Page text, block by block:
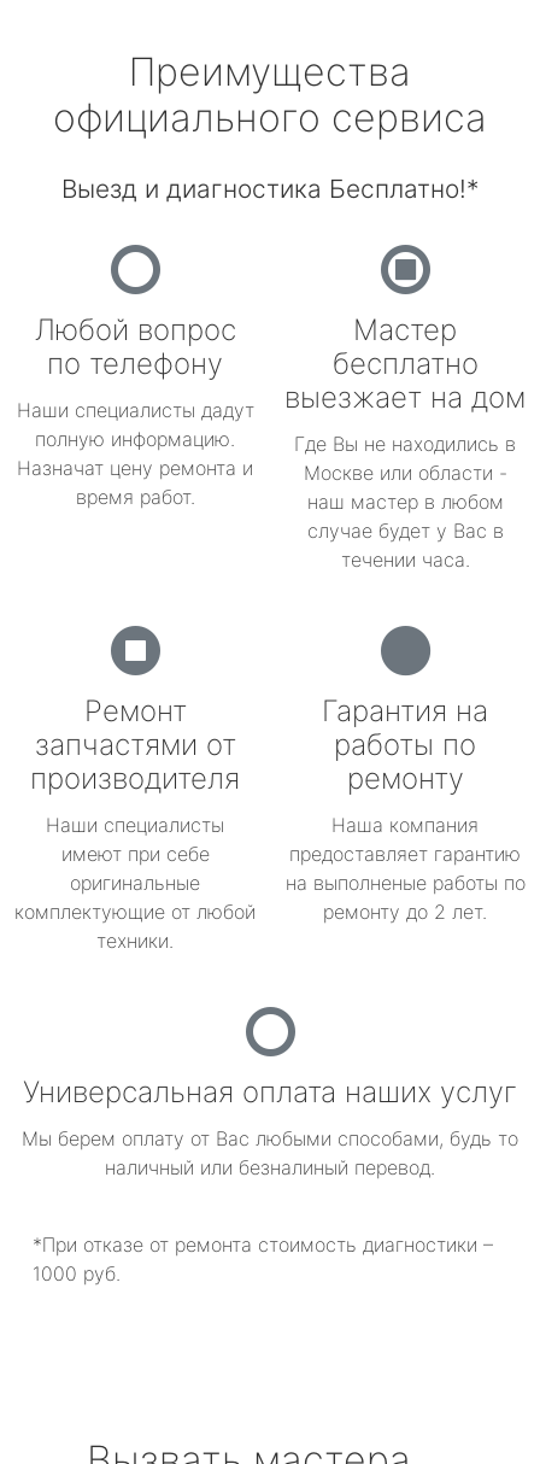
Преимущества
официального сервиса
Выезд и диагностика Бесплатно!*
Любой вопрос
по телефону
Наши специалисты дадут
полную информацию.
Назначат цену ремонта и
время работ.
Мастер
бесплатно
выезжает на дом
Где Вы не находились в
Москве или области -
наш мастер в любом
случае будет у Вас в
течении часа.
Ремонт
запчастями от
производителя
Наши специалисты
имеют при себе
оригинальные
комплектующие от любой
техники.
Гарантия на
работы по
ремонту
Наша компания
предоставляет гарантию
на выполненые работы по
ремонту до 2 лет.
Универсальная оплата наших услуг
Мы берем оплату от Вас любыми способами, будь то
наличный или безналиный перевод.
*При отказе от ремонта стоимость диагностики –
1000 руб.